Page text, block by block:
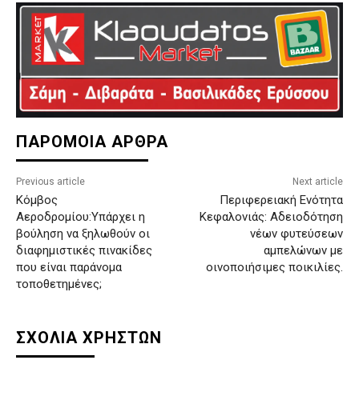
ΠΑΡΟΜΟΙΑ ΑΡΘΡΑ
Previous article
Κόμβος
Αεροδρομίου:Υπάρχει η
βούληση να ξηλωθούν οι
διαφημιστικές πινακίδες
που είναι παράνομα
τοποθετημένες;
Next article
Περιφερειακή Ενότητα
Κεφαλονιάς: Αδειοδότηση
νέων φυτεύσεων
αμπελώνων με
οινοποιήσιμες ποικιλίες.
ΣΧΟΛΙΑ ΧΡΗΣΤΩΝ